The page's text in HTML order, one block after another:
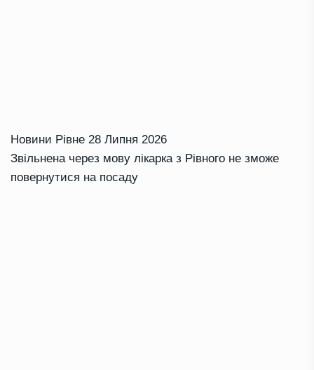
Новини Рівне 28 Липня 2026
Звільнена через мову лікарка з Рівного не зможе
повернутися на посаду